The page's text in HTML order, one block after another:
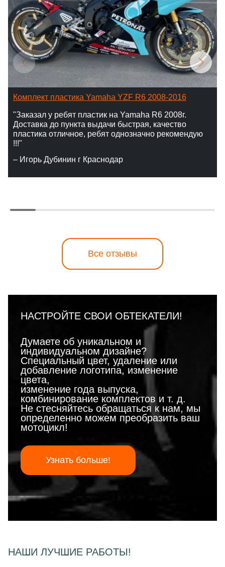
Комплект пластика Yamaha YZF R6 2008-2016
"Заказал у ребят пластик на Yamaha R6 2008г.
Доставка до пункта выдачи быстрая, качество
пластика отличное, ребят однозначно рекомендую
!!!"
– Игорь Дубинин г Краснодар
Все отзывы
НАСТРОЙТЕ СВОИ ОБТЕКАТЕЛИ!
Думаете об уникальном и
индивидуальном дизайне?
Специальный цвет, удаление или
добавление логотипа, изменение
цвета,
изменение года выпуска,
комбинирование комплектов и т. д.
Не стесняйтесь обращаться к нам, мы
определенно можем преобразить ваш
мотоцикл!
Узнать больше!
НАШИ ЛУЧШИЕ РАБОТЫ!